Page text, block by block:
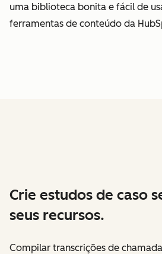
uma biblioteca bonita e fácil de
ferramentas de conteúdo da
Crie estudos de caso
seus recursos.
Compilar transcrições de